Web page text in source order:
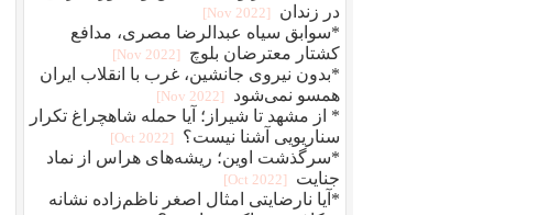
در زندان
[2022 Nov]
*سوابق سیاه عبدالرضا مصری، مدافع
کشتار معترضان بلوچ
[2022 Nov]
*بدون نیروی جانشین، غرب با انقلاب ایران
همسو نمی‌شود
[2022 Nov]
* از مشهد تا شیراز؛ آیا حمله شاهچراغ تکرار
سناریویی آشنا نیست؟
[2022 Oct]
*سرگذشت اوین؛ ریشه‌های هراس از نماد
جنایت
[2022 Oct]
*آیا نارضایتی امثال اصغر ناظم‌زاده نشانه